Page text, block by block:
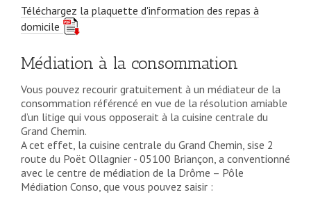
Téléchargez la plaquette d'information des repas à
domicile
Médiation à la consommation
Vous pouvez recourir gratuitement à un médiateur de la
consommation référencé en vue de la résolution amiable
d’un litige qui vous opposerait à la cuisine centrale du
Grand Chemin.
A cet effet, la cuisine centrale du Grand Chemin, sise 2
route du Poët Ollagnier - 05100 Briançon, a conventionné
avec le centre de médiation de la Drôme – Pôle
Médiation Conso, que vous pouvez saisir :